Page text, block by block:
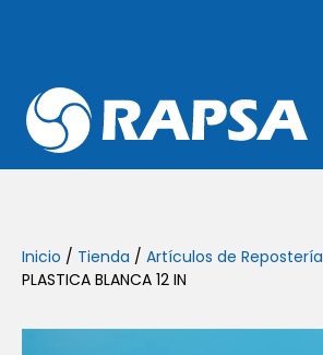
Inicio / Tienda / Artículos de Repostería
PLASTICA BLANCA 12 IN